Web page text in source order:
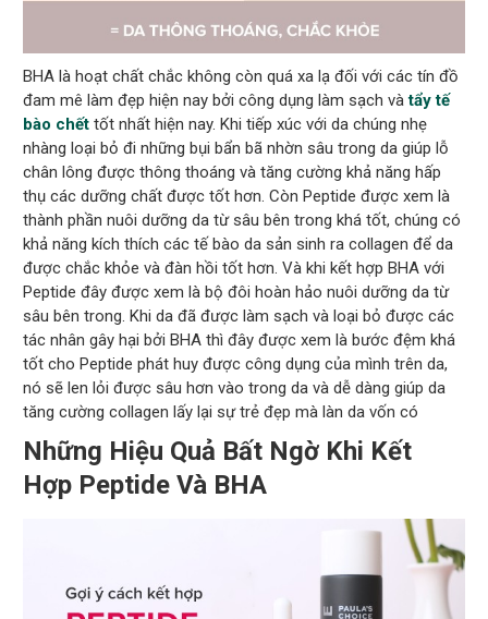
BHA là hoạt chất chắc không còn quá xa lạ đối với các tín đồ
đam mê làm đẹp hiện nay bởi công dụng làm sạch vàtẩy tế
bào chết tốt nhất hiện nay. Khi tiếp xúc với da chúng nhẹ
nhàng loại bỏ đi những bụi bẩn bã nhờn sâu trong da giúp lỗ
chân lông được thông thoáng và tăng cường khả năng hấp
thụ các dưỡng chất được tốt hơn. Còn Peptide được xem là
thành phần nuôi dưỡng da từ sâu bên trong khá tốt, chúng có
khả năng kích thích các tế bào da sản sinh ra collagen để da
được chắc khỏe và đàn hồi tốt hơn. Và khi kết hợp BHA với
Peptide đây được xem là bộ đôi hoàn hảo nuôi dưỡng da từ
sâu bên trong. Khi da đã được làm sạch và loại bỏ được các
tác nhân gây hại bởi BHA thì đây được xem là bước đệm khá
tốt cho Peptide phát huy được công dụng của mình trên da,
nó sẽ len lỏi được sâu hơn vào trong da và dễ dàng giúp da
tăng cường collagen lấy lại sự trẻ đẹp mà làn da vốn có
Những Hiệu Quả Bất Ngờ Khi Kết
Hợp Peptide Và BHA